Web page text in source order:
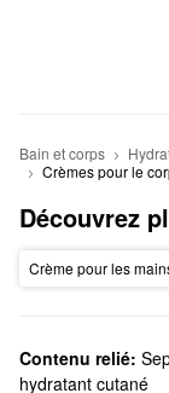
Bain et corps
Crèmes pour le
Découvrez
Crème pour les
Contenu relié:
hydratant cutané